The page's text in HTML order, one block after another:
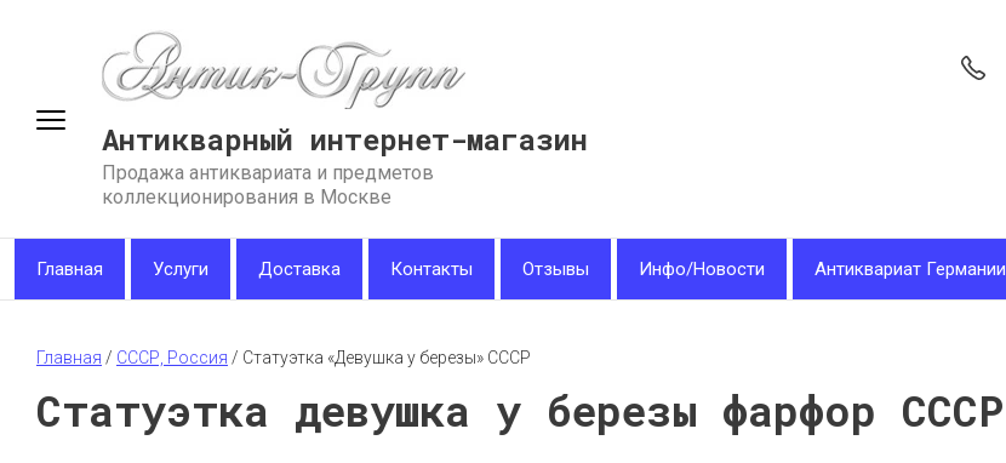
Антикварный интернет-магазин
Продажа антиквариата и предметов
коллекционирования в Москве
Главная Услуги Доставка Контакты Отзывы Инфо/Новости Антиквариат Германии
Главная / СССР, Россия / Статуэтка «Девушка у березы» СССР
Статуэтка девушка у березы фарфор СССР